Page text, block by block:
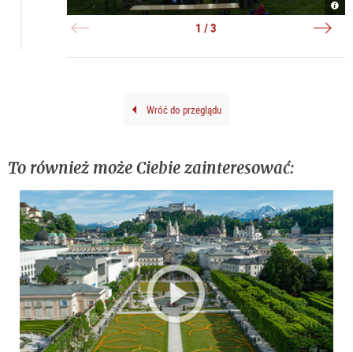
1 / 3
Wróć do przeglądu
To również może Ciebie zainteresować: